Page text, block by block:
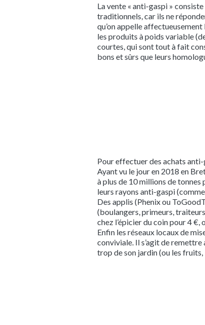
La vente « anti-gaspi »
traditionnels, car ils ne
qu’on appelle
les produits à poids variable
courtes, qui sont tout à fait
bons et sûrs que leurs
Pour effectuer des achats
Ayant vu le jour en 2018 en
à plus de 10 millions de tonnes
leurs rayons anti-gaspi
Des applis (Phenix ou
(boulangers, primeurs,
chez l’épicier du coin pour 4 €,
Enfin les réseaux locaux de
conviviale. Il s’agit de
trop de son jardin (ou les